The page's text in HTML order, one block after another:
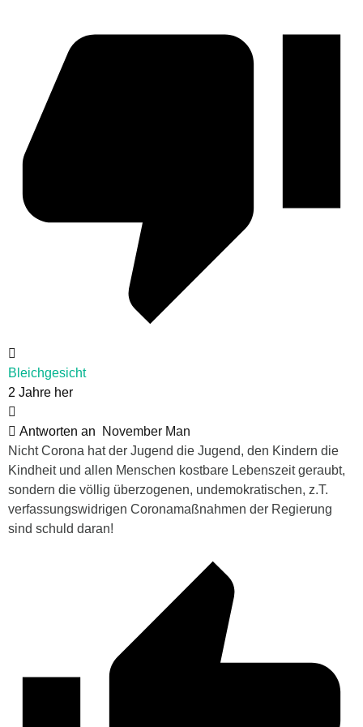
Bleichgesicht
2 Jahre her
Antworten an
November Man
Nicht Corona hat der Jugend die Jugend, den Kindern die
Kindheit und allen Menschen kostbare Lebenszeit geraubt,
sondern die völlig überzogenen, undemokratischen, z.T.
verfassungswidrigen Coronamaßnahmen der Regierung
sind schuld daran!